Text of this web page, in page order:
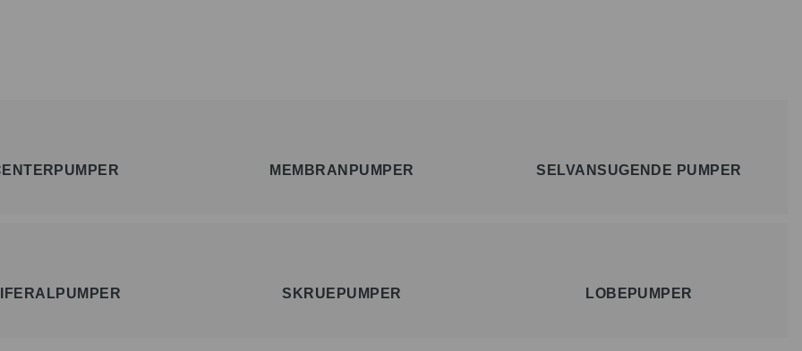
MEMBRANPUMPER SELVANSUGENDE PUMPER
SKRUEPUMPER LOBEPUMPER